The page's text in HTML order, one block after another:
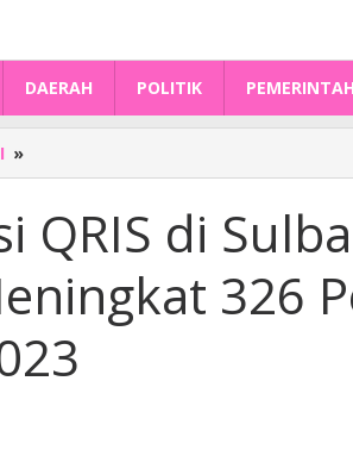
DAERAH POLITIK
»
QRIS
Sulbar
Capai
159
Meningkat
326
QRIS di
326